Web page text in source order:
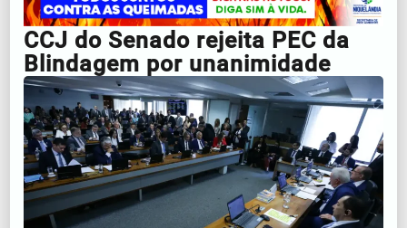
CCJ do Senado rejeita PEC da
Blindagem por unanimidade